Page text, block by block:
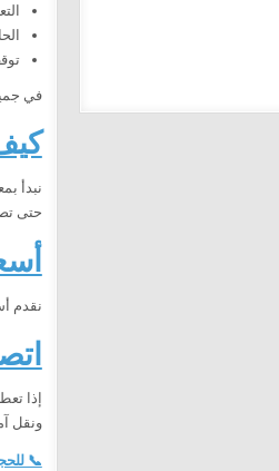
في
نبدأ
حتى
نقدم
إذا
ونقل
📞